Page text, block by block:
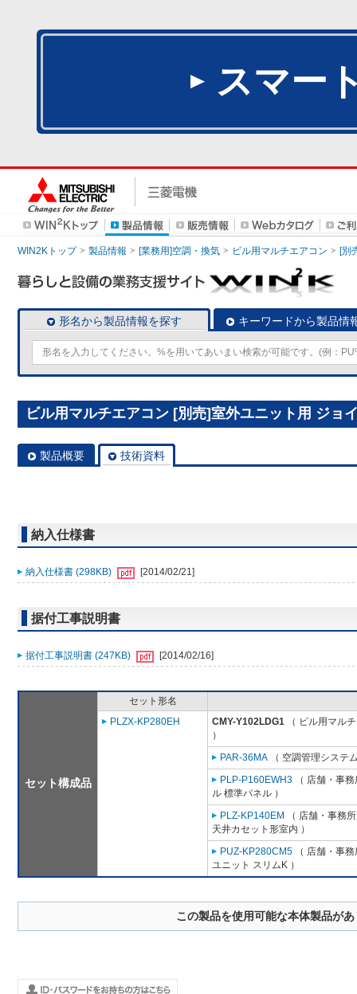
スマー
WIN2Kトップ 製品情報 [業務用]空調・換気 ビル用マルチエアコン [別
形名から製品情報を探す キーワードから製品情
ビル用マルチエアコン [別売]室外ユニット用 ジョ
製品概要 技術資料
納入仕様書
納入仕様書 (298KB) [2014/02/21]
据付工事説明書
据付工事説明書 (247KB) [2014/02/16]
セット構成品
セット形名
PLZX-KP280EH
CMY-Y102LDG1 （ ビル用マル
）
PAR-36MA （ 空調管理システ
PLP-P160EWH3 （ 店舗・事
ル 標準パネル ）
PLZ-KP140EM
（ 店舗・事務
天井カセット形室内 ）
PUZ-KP280CM5 （ 店舗・事
ユニット スリムK ）
この製品を使用可能な本体製品が